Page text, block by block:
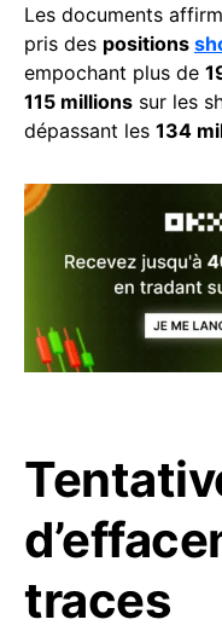
Les documents
pris des positions
empochant plus de
115 millions sur les
dépassant les 134
traces